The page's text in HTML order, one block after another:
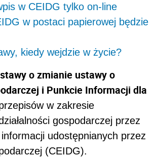
w CEIDG tylko on-line
w postaci papierowej będzie
kiedy wejdzie w życie?
o zmianie ustawy o
i Punkcie Informacji dla
w zakresie
gospodarczej przez
udostępnianych przez
(CEIDG).